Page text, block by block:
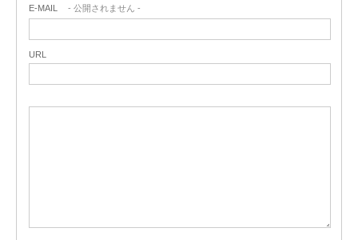
E-MAIL - 公開されません -
URL